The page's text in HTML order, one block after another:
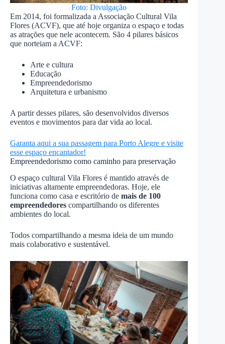
Foto: Divulgação
Em 2014, foi formalizada a Associação Cultural Vila
Flores (ACVF), que até hoje organiza o espaço e todas
as atrações que nele acontecem. São 4 pilares básicos
que norteiam a ACVF:
Arte e cultura
Educação
Empreendedorismo
Arquitetura e urbanismo
A partir desses pilares, são desenvolvidos diversos
eventos e movimentos para dar vida ao local.
Garanta aqui a sua passagem para Porto Alegre e visite
esse espaço encantador!
Empreendedorismo como caminho para preservação
O espaço cultural Vila Flores é mantido através de
iniciativas altamente empreendedoras. Hoje, ele
funciona como casa e escritório de mais de 100
empreendedores compartilhando os diferentes
ambientes do local.
Todos compartilhando a mesma ideia de um mundo
mais colaborativo e sustentável.